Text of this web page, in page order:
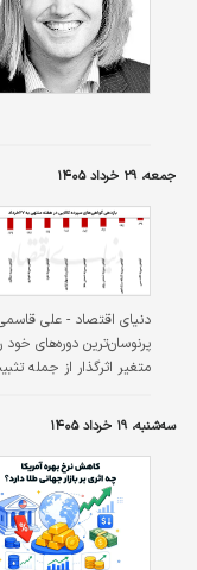
جمعه، ۲۹ خرداد ۱۴۰۵
دنیای اقتصاد - علی
پرنوسان‌ترین دوره‌های
متغیر اثرگذار از جمله
ایران، فشار سنگینی بر
سرمایه‌گذاران در انتظار
تداوم سیاست‌های
فاز اصلاح…
سه‌شنبه، ۱۹ خرداد ۱۴۰۵